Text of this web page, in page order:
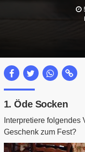
1. Öde Socken
Interpretiere
Geschenk zum Fest?